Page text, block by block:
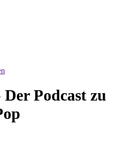
Podcast zu